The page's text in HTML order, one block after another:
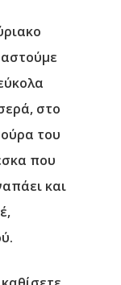
στο
του
που
και